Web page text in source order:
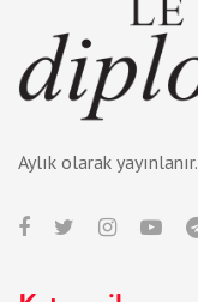
Aylık olarak yayınlanır.